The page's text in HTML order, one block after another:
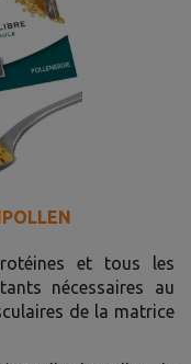
et tous les
nécessaires au
de la matrice